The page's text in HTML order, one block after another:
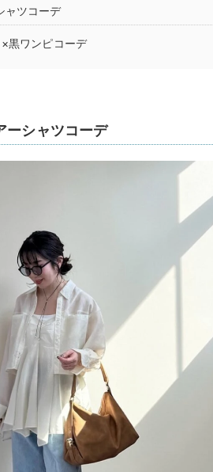
ャツコーデ
黒ワンピコーデ
ーシャツコーデ